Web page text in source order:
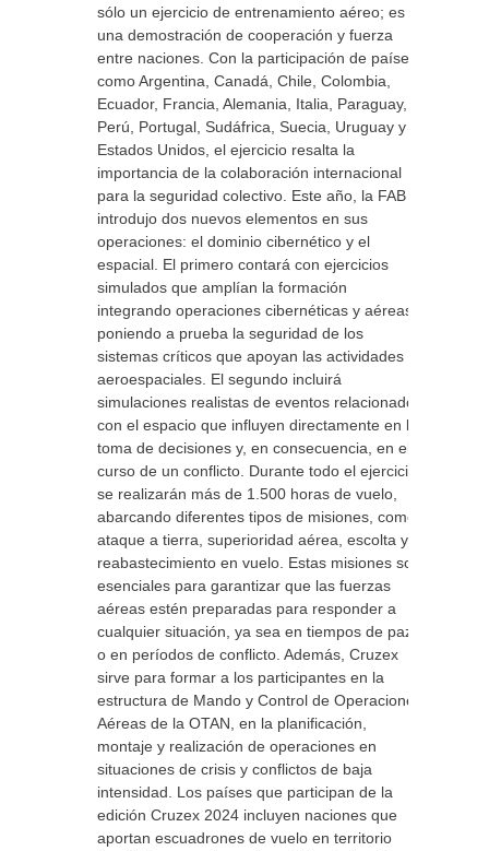
sólo un ejercicio de entrenamiento aéreo; es
una demostración de cooperación y fuerza
entre naciones. Con la participación de países
como Argentina, Canadá, Chile, Colombia,
Ecuador, Francia, Alemania, Italia, Paraguay,
Perú, Portugal, Sudáfrica, Suecia, Uruguay y
Estados Unidos, el ejercicio resalta la
importancia de la colaboración internacional
para la seguridad colectivo. Este año, la FAB
introdujo dos nuevos elementos en sus
operaciones: el dominio cibernético y el
espacial. El primero contará con ejercicios
simulados que amplían la formación
integrando operaciones cibernéticas y aéreas,
poniendo a prueba la seguridad de los
sistemas críticos que apoyan las actividades
aeroespaciales. El segundo incluirá
simulaciones realistas de eventos relacionados
con el espacio que influyen directamente en la
toma de decisiones y, en consecuencia, en el
curso de un conflicto. Durante todo el ejercicio
se realizarán más de 1.500 horas de vuelo,
abarcando diferentes tipos de misiones, como
ataque a tierra, superioridad aérea, escolta y
reabastecimiento en vuelo. Estas misiones son
esenciales para garantizar que las fuerzas
aéreas estén preparadas para responder a
cualquier situación, ya sea en tiempos de paz
o en períodos de conflicto. Además, Cruzex
sirve para formar a los participantes en la
estructura de Mando y Control de Operaciones
Aéreas de la OTAN, en la planificación,
montaje y realización de operaciones en
situaciones de crisis y conflictos de baja
intensidad. Los países que participan de la
edición Cruzex 2024 incluyen naciones que
aportan escuadrones de vuelo en territorio